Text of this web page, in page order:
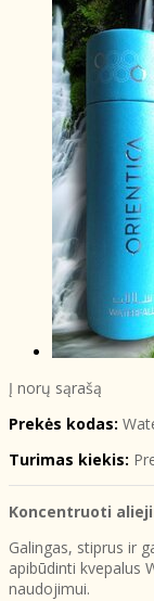
Į norų sąrašą
Prekės kodas:
Turimas kiekis:
Koncentruoti
Galingas, stiprus ir
apibūdinti kvepalus
naudojimui.